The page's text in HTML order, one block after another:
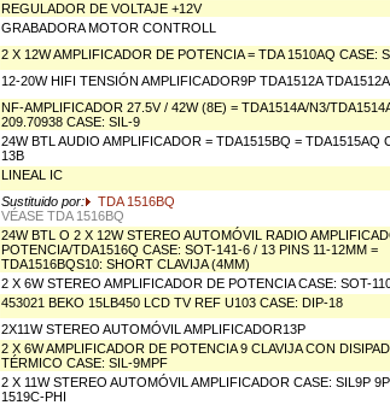
REGULADOR DE VOLTAJE +12V
GRABADORA MOTOR CONTROLL
2 X 12W AMPLIFICADOR DE POTENCIA = TDA 1510AQ CASE:
12-20W HIFI TENSIÓN AMPLIFICADOR9P TDA1512A
NF-AMPLIFICADOR 27.5V / 42W (8E) = TDA1514A/N3/
209.70938 CASE: SIL-9
24W BTL AUDIO AMPLIFICADOR = TDA1515BQ = TDA1515AQ
13B
LINEAL IC
Sustituido por:
TDA 1516BQ
VÉASE TDA 1516BQ
24W BTL O 2 X 12W STEREO AUTOMÓVIL RADIO
POTENCIA/TDA1516Q CASE: SOT-141-6 / 13 PINS 11-12MM =
TDA1516BQS10: SHORT CLAVIJA (4MM)
2 X 6W STEREO AMPLIFICADOR DE POTENCIA CASE: SOT-
453021 BEKO 15LB450 LCD TV REF U103 CASE: DIP-18
2X11W STEREO AUTOMÓVIL AMPLIFICADOR13P
2 X 6W AMPLIFICADOR DE POTENCIA 9 CLAVIJA CON
TÉRMICO CASE: SIL-9MPF
2 X 11W STEREO AUTOMÓVIL AMPLIFICADOR CASE: SIL9P
1519C-PHI